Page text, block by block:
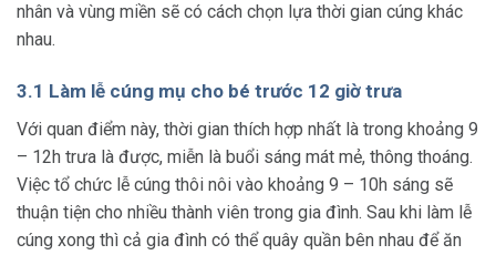
nhân và vùng miền sẽ có cách chọn lựa thời gian cúng khác
nhau.
3.1 Làm lễ cúng mụ cho bé trước 12 giờ trưa
Với quan điểm này, thời gian thích hợp nhất là trong khoảng 9
– 12h trưa là được, miễn là buổi sáng mát mẻ, thông thoáng.
Việc tổ chức lễ cúng thôi nôi vào khoảng 9 – 10h sáng sẽ
thuận tiện cho nhiều thành viên trong gia đình. Sau khi làm lễ
cúng xong thì cả gia đình có thể quây quần bên nhau để ăn